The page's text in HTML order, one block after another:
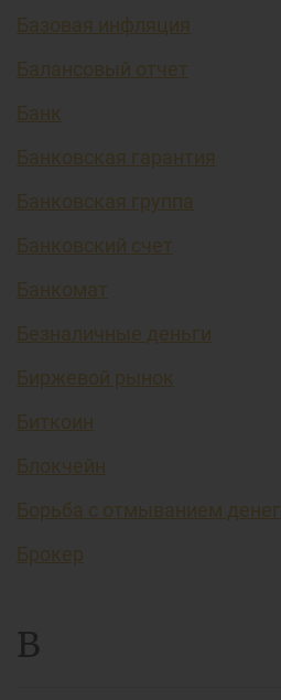
Базовая инфляция
Балансовый отчет
Банк
Банковская гарантия
Банковская группа
Банковский счет
Банкомат
Безналичные деньги
Биржевой рынок
Биткоин
Блокчейн
Борьба с отмыванием денег
Брокер
В